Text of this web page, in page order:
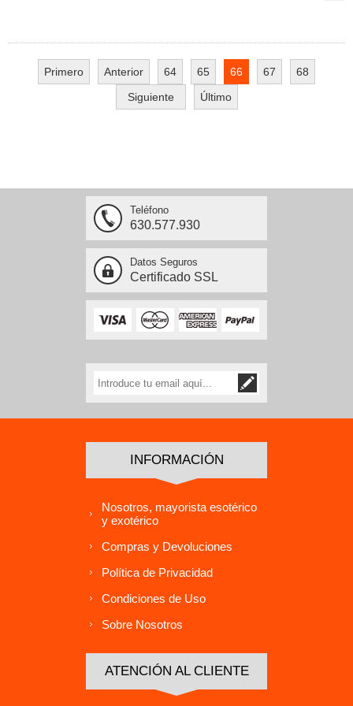
Primero Anterior 64 65 66 67
68
Siguiente
Último
Teléfono
630.577.930
Datos Seguros
Certificado SSL
INFORMACIÓN
Nosotros, mayorista esotérico
y exotérico
Compras y Devoluciones
Política de Privacidad
Condiciones de Uso
Sobre Nosotros
ATENCIÓN AL CLIENTE